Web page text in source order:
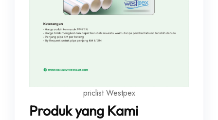
priclist Westpex
Produk yang Kami